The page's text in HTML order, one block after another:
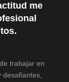
me
trabajar en
desafiantes,